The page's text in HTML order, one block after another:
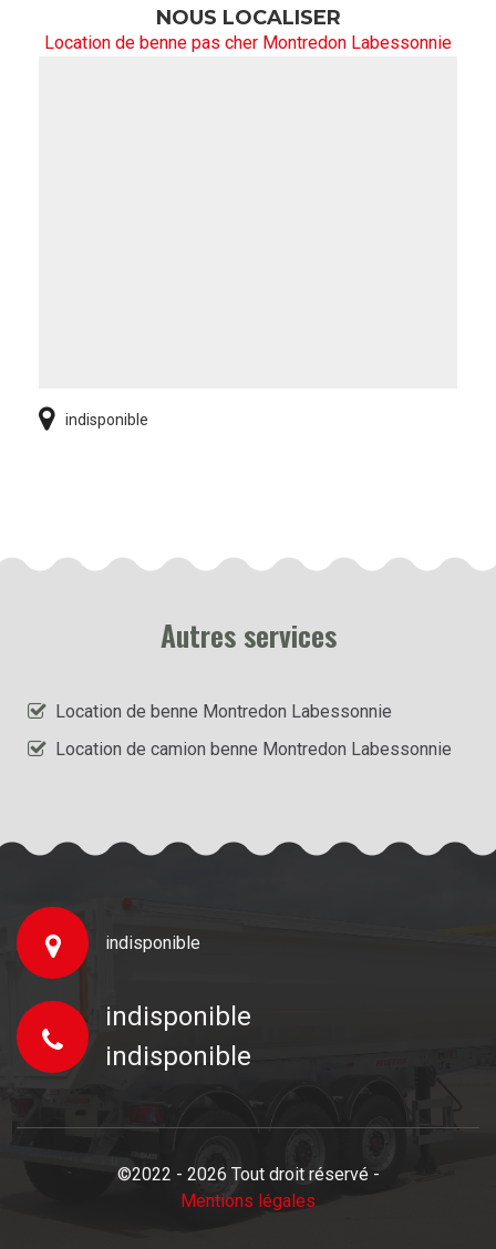
NOUS LOCALISER
Location de benne pas cher Montredon Labessonnie
indisponible
Autres services
Location de benne Montredon Labessonnie
Location de camion benne Montredon Labessonnie
indisponible
indisponible
indisponible
©2022 - 2026 Tout droit réservé -
Mentions légales